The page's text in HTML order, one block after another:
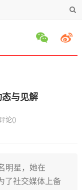
与见解
论()
明星，她在
了社交媒体上备